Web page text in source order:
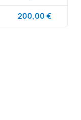
200,00 €